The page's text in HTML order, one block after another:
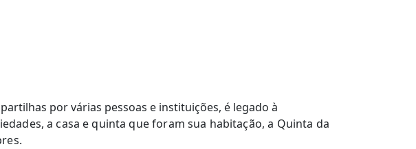
por várias pessoas e instituições, é legado à
a casa e quinta que foram sua habitação, a Quinta da